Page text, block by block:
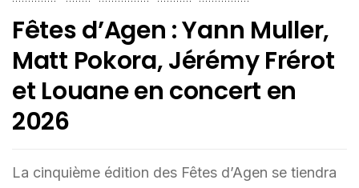
Fêtes d’Agen : Yann Muller,
Matt Pokora, Jérémy Frérot
et Louane en concert en
2026
La cinquième édition des Fêtes d’Agen se tiendra